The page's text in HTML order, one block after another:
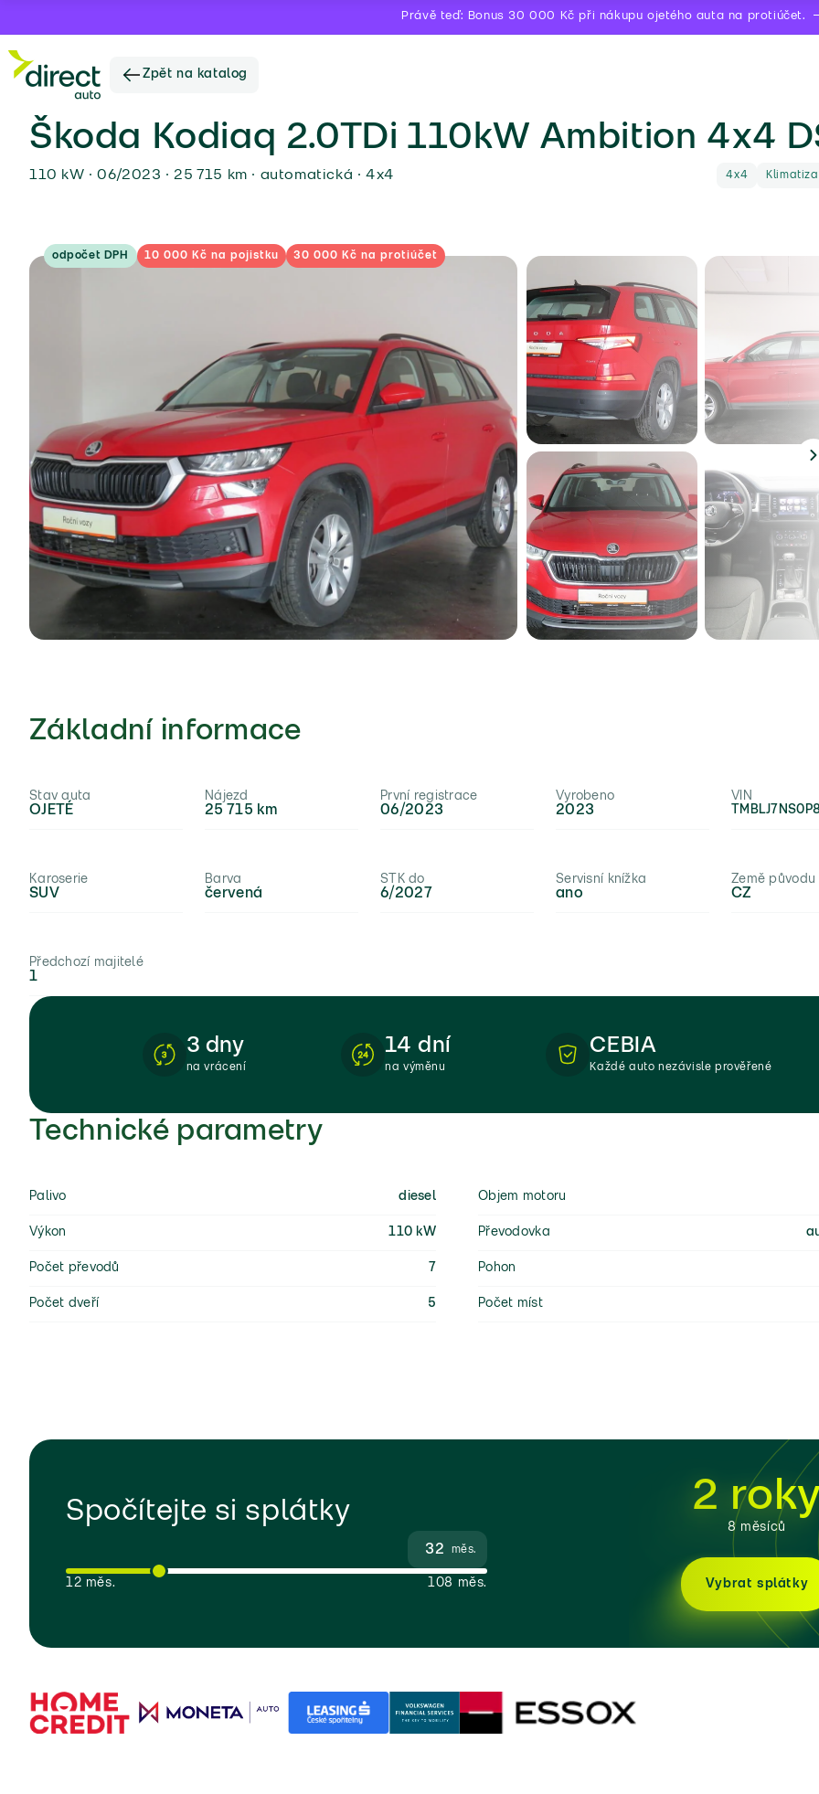
Právě teď: Bonus 30 000 Kč při nákupu ojetého auta na protiúčet.
Zpět na katalog
Škoda Kodiaq 2.0TDi 110kW Ambition 4x4
110 kW ∙ 06/2023 ∙ 25 715 km ∙ automatická ∙ 4x4 4x4
odpočet DPH 10 000 Kč na pojistku 30 000 Kč na protiúčet
Základní informace
Stav auta
OJETÉ
Nájezd
25 715 km
První registrace
06/2023
Vyrobeno
2023
VIN
Karoserie
SUV
Barva
červená
STK do
6/2027
Servisní knížka
ano
Země původu
CZ
Předchozí majitelé
1
3 dny
na vrácení
14 dní
na výměnu
CEBIA
Každé auto nezávisle prověřené
Technické parametry
Palivo diesel Objem motoru
Výkon 110 kW Převodovka
Počet převodů 7 Pohon
Počet dveří 5 Počet míst
Spočítejte si splátky
měs.
12 měs. 108 měs.
2 roky
8 měsíců
Vybrat splátky